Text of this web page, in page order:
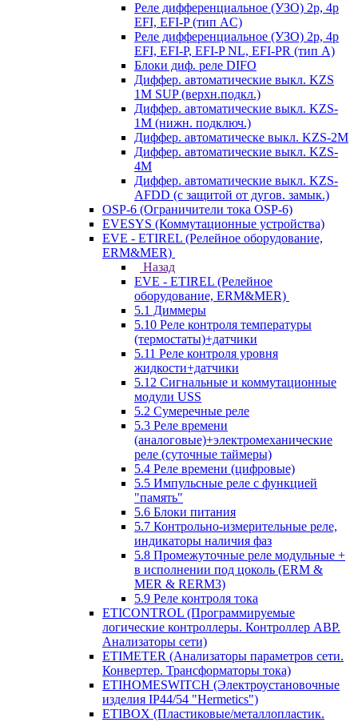
Реле дифференциальное (УЗО) 2р, 4р
EFI, EFI-P (тип AС)
Реле дифференциальное (УЗО) 2р, 4р
EFI, EFI-P, EFI-P NL, EFI-PR (тип A)
Блоки диф. реле DIFO
Диффер. автоматические выкл. KZS
1M SUP (верхн.подкл.)
Диффер. автоматические выкл. KZS-
1M (нижн. подключ.)
Диффер. автоматическе выкл. KZS-2M
Диффер. автоматические выкл. KZS-
4M
Диффер. автоматические выкл. KZS-
AFDD (с защитой от дугов. замык.)
OSP-6 (Ограничители тока OSP-6)
EVESYS (Коммутационные устройства)
EVE - ETIREL (Релейное оборудование,
ERM&MER)
Назад
EVE - ETIREL (Релейное
оборудование, ERM&MER)
5.1 Диммеры
5.10 Реле контроля температуры
(термостаты)+датчики
5.11 Реле контроля уровня
жидкости+датчики
5.12 Сигнальные и коммутационные
модули USS
5.2 Сумеречные реле
5.3 Реле времени
(аналоговые)+электромеханические
реле (суточные таймеры)
5.4 Реле времени (цифровые)
5.5 Импульсные реле с функцией
"память"
5.6 Блоки питания
5.7 Контрольно-измерительные реле,
индикаторы наличия фаз
5.8 Промежуточные реле модульные +
в исполнении под цоколь (ERM &
MER & RERM3)
5.9 Реле контроля тока
ETICONTROL (Программируемые
логические контроллеры. Контроллер АВР.
Анализаторы сети)
ETIMETER (Анализаторы параметров сети.
Конвертер. Трансформаторы тока)
ETIHOMESWITCH (Электроустановочные
изделия IP44/54 "Hermetics")
ETIBOX (Пластиковые/металлопластик.